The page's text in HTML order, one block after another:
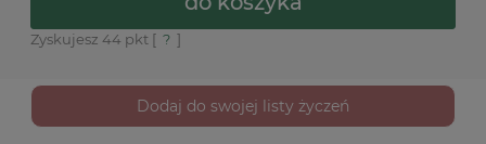
Zyskujesz 44 pkt [ ? ]
Dodaj do swojej listy życzeń